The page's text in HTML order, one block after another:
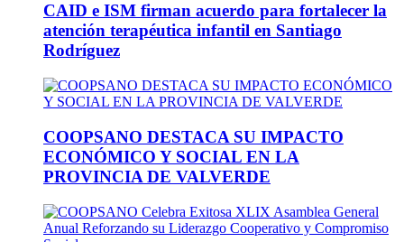
CAID e ISM firman acuerdo para fortalecer la
atención terapéutica infantil en Santiago
Rodríguez
COOPSANO DESTACA SU IMPACTO
ECONÓMICO Y SOCIAL EN LA
PROVINCIA DE VALVERDE